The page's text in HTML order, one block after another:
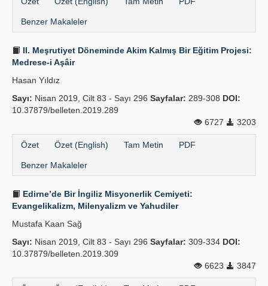
Benzer Makaleler
II. Meşrutiyet Döneminde Akim Kalmış Bir Eğitim Projesi:
Medrese-i Aşâir
Hasan Yıldız
Sayı: Nisan 2019, Cilt 83 - Sayı 296 Sayfalar: 289-308 DOI:
10.37879/belleten.2019.289
6727
3203
Özet Özet (English) Tam Metin PDF
Benzer Makaleler
Edirne’de Bir İngiliz Misyonerlik Cemiyeti:
Evangelikalizm, Milenyalizm ve Yahudiler
Mustafa Kaan Sağ
Sayı: Nisan 2019, Cilt 83 - Sayı 296 Sayfalar: 309-334 DOI:
10.37879/belleten.2019.309
6623
3847